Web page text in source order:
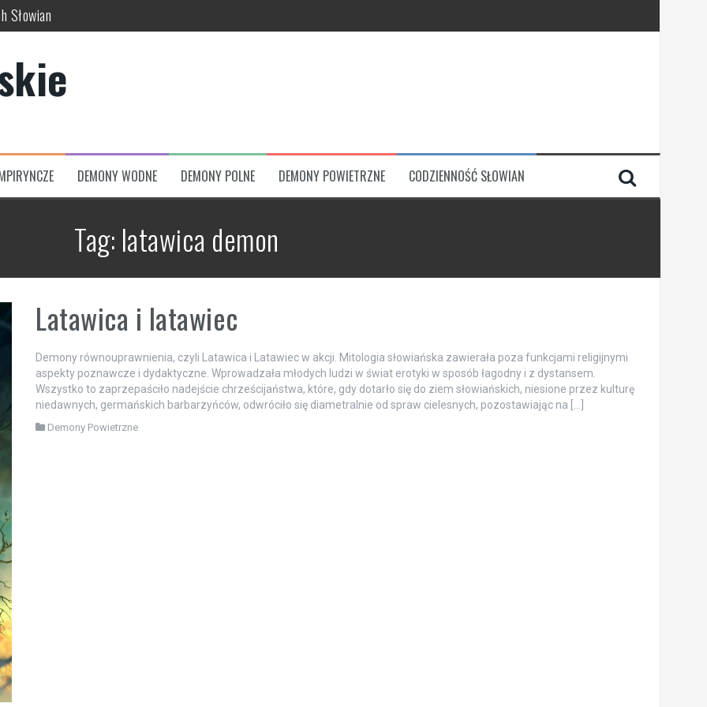
Słowian
świata
w dawnej kulturze
DEMONY WODNE DEMONY POLNE DEMONY POWIETRZNE CODZIENNOŚĆ SŁOWIAN
Tag: latawica demon
Latawica i latawiec
Demony równouprawnienia, czyli Latawica i Latawiec w akcji. Mitologia słowiańska zawierała poza funkcjami religijnymi
aspekty poznawcze i dydaktyczne. Wprowadzała młodych ludzi w świat erotyki w sposób łagodny i z dystansem.
Wszystko to zaprzepaściło nadejście chrześcijaństwa, które, gdy dotarło się do ziem słowiańskich, niesione przez kulturę
niedawnych, germańskich barbarzyńców, odwróciło się diametralnie od spraw cielesnych, pozostawiając na […]
Demony Powietrzne